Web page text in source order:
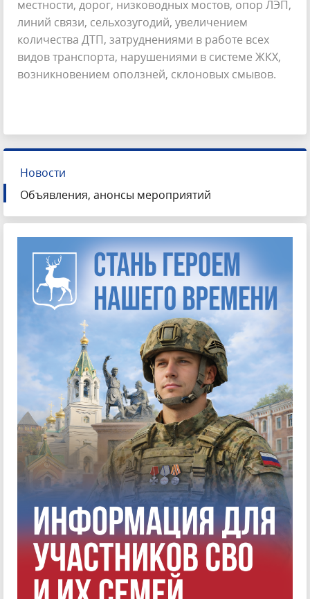
местности, дорог, низководных мостов, опор ЛЭП,
линий связи, сельхозугодий, увеличением
количества ДТП, затруднениями в работе всех
видов транспорта, нарушениями в системе ЖКХ,
возникновением оползней, склоновых смывов.
Новости
Объявления, анонсы мероприятий